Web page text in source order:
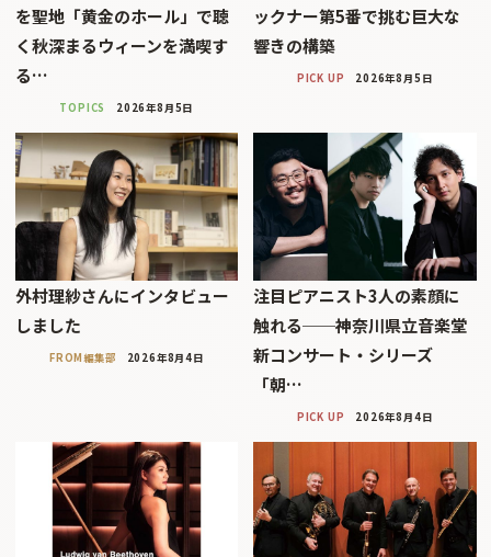
を聖地「黄金のホール」で聴
く秋深まるウィーンを満喫す
る…
TOPICS 2026年8月5日
ックナー第5番で挑む巨大な
響きの構築
PICK UP 2026年8月5日
外村理紗さんにインタビュー
しました
FROM編集部 2026年8月4日
注目ピアニスト3人の素顔に
触れる──神奈川県立音楽堂
新コンサート・シリーズ
「朝…
PICK UP 2026年8月4日